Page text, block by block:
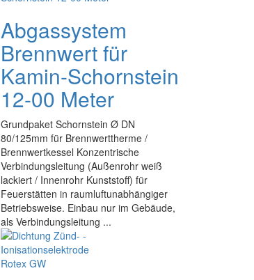
Abgassystem
Brennwert für
Kamin-Schornstein
12-00 Meter
Grundpaket Schornstein Ø DN
80/125mm für Brennwerttherme /
Brennwertkessel Konzentrische
Verbindungsleitung (Außenrohr weiß
lackiert / Innenrohr Kunststoff) für
Feuerstätten in raumluftunabhängiger
Betriebsweise. Einbau nur im Gebäude,
als Verbindungsleitung ...